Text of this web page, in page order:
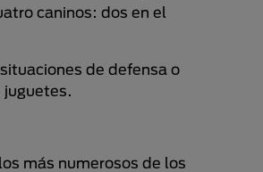
caninos: dos en el
de defensa o
juguetes.
más numerosos de los